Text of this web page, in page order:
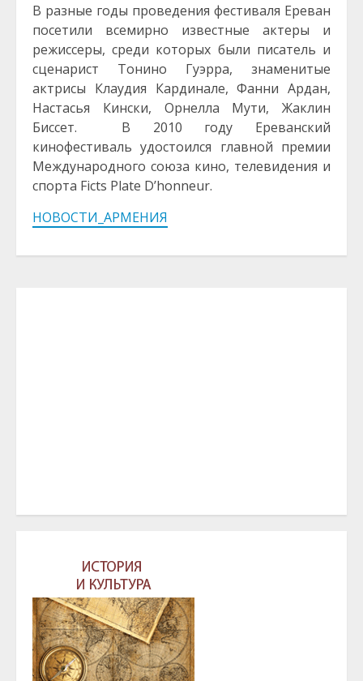
В разные годы проведения фестиваля Ереван
посетили всемирно известные актеры и
режиссеры, среди которых были писатель и
сценарист Тонино Гуэрра, знаменитые
актрисы Клаудия Кардинале, Фанни Ардан,
Настасья Кински, Орнелла Мути, Жаклин
Биссет. В 2010 году Ереванский
кинофестиваль удостоился главной премии
Международного союза кино, телевидения и
спорта Ficts Plate D’honneur.
НОВОСТИ_АРМЕНИЯ